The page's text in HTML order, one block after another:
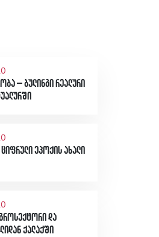
– ბულინგი რეალური
ეპოქის ახალი
და
ქალაქში